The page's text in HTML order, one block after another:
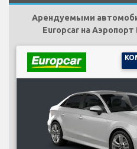
Арендуемыми
Europcar на